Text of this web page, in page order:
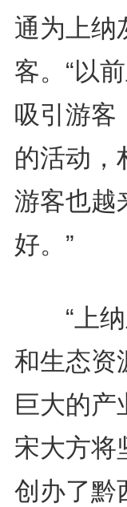
通为上纳
客。“以
吸引游客
的活动，
游客也越
好。”
“上纳
和生态资
巨大的产
宋大方将
创办了黔